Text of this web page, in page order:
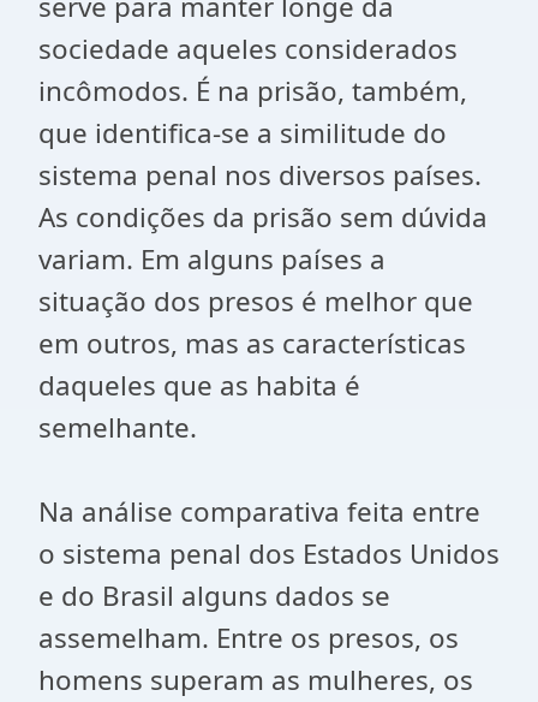
sociedade aqueles considerados
incômodos. É na prisão, também,
que identifica-se a similitude do
sistema penal nos diversos países.
As condições da prisão sem dúvida
variam. Em alguns países a
situação dos presos é melhor que
em outros, mas as características
daqueles que as habita é
semelhante.
Na análise comparativa feita entre
o sistema penal dos Estados Unidos
e do Brasil alguns dados se
assemelham. Entre os presos, os
homens superam as mulheres, os